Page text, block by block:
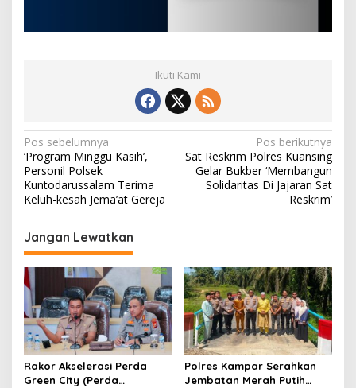
Ikuti Kami
N
a
v
i
g
a
s
p
o
s
Pos sebelumnya
‘Program Minggu Kasih’,
Personil Polsek
Kuntodarussalam Terima
Keluh-kesah Jema’at Gereja
Pos berikutnya
Sat Reskrim Polres Kuansing
Gelar Bukber ‘Membangun
Solidaritas Di Jajaran Sat
Reskrim’
Jangan Lewatkan
Rakor Akselerasi Perda
Green City (Perda
Polres Kampar Serahkan
Jembatan Merah Putih